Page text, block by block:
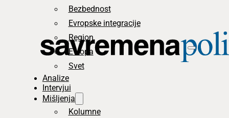
Bezbednost
Evropske integracije
Region
Evropa
Svet
Analize
Intervjui
Mišljenja
Kolumne